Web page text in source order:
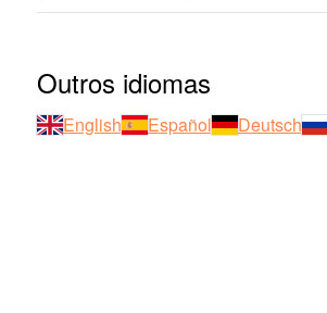
Outros idiomas
English Español Deutsch